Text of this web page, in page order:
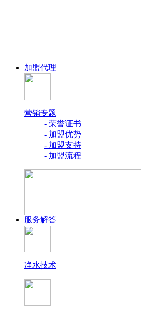
加盟代理
营销专题
- 荣誉证书
- 加盟优势
- 加盟支持
- 加盟流程
服务解答
净水技术